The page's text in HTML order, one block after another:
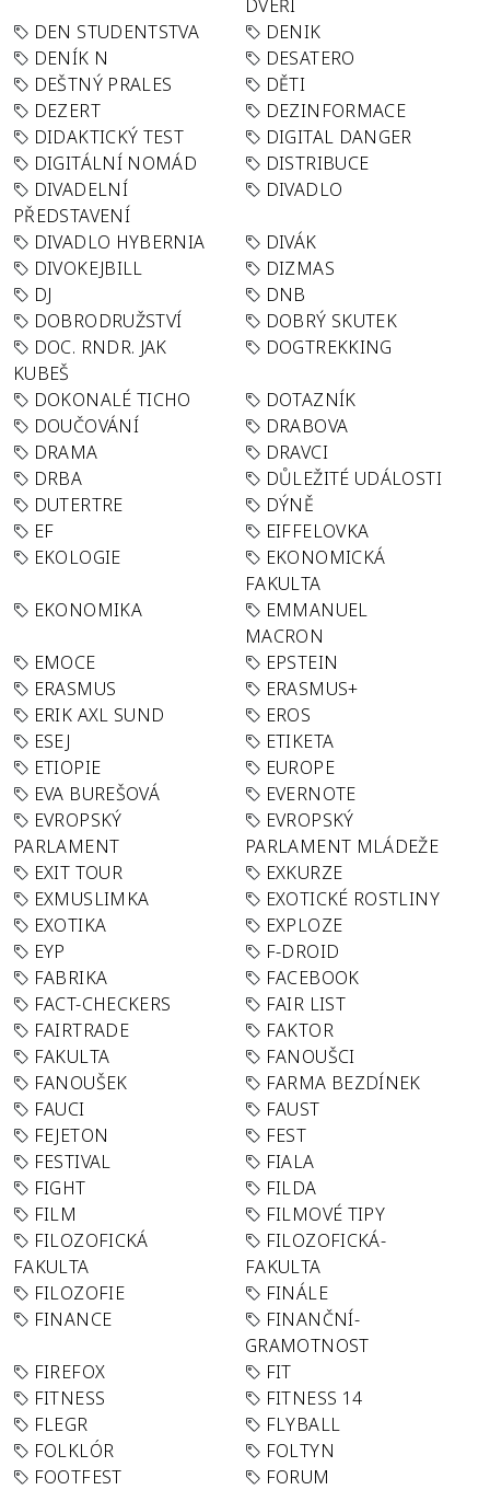
DVEŘÍ
DEN STUDENTSTVA
DENIK
DENÍK N
DESATERO
DEŠTNÝ PRALES
DĚTI
DEZERT
DEZINFORMACE
DIDAKTICKÝ TEST
DIGITAL DANGER
DIGITÁLNÍ NOMÁD
DISTRIBUCE
DIVADELNÍ
PŘEDSTAVENÍ
DIVADLO
DIVADLO HYBERNIA
DIVÁK
DIVOKEJBILL
DIZMAS
DJ
DNB
DOBRODRUŽSTVÍ
DOBRÝ SKUTEK
DOC. RNDR. JAK
KUBEŠ
DOGTREKKING
DOKONALÉ TICHO
DOTAZNÍK
DOUČOVÁNÍ
DRABOVA
DRAMA
DRAVCI
DRBA
DŮLEŽITÉ UDÁLOSTI
DUTERTRE
DÝNĚ
EF
EIFFELOVKA
EKOLOGIE
EKONOMICKÁ
FAKULTA
EKONOMIKA
EMMANUEL
MACRON
EMOCE
EPSTEIN
ERASMUS
ERASMUS+
ERIK AXL SUND
EROS
ESEJ
ETIKETA
ETIOPIE
EUROPE
EVA BUREŠOVÁ
EVERNOTE
EVROPSKÝ
PARLAMENT
EVROPSKÝ
PARLAMENT MLÁDEŽE
EXIT TOUR
EXKURZE
EXMUSLIMKA
EXOTICKÉ ROSTLINY
EXOTIKA
EXPLOZE
EYP
F-DROID
FABRIKA
FACEBOOK
FACT-CHECKERS
FAIR LIST
FAIRTRADE
FAKTOR
FAKULTA
FANOUŠCI
FANOUŠEK
FARMA BEZDÍNEK
FAUCI
FAUST
FEJETON
FEST
FESTIVAL
FIALA
FIGHT
FILDA
FILM
FILMOVÉ TIPY
FILOZOFICKÁ
FAKULTA
FILOZOFICKÁ-
FAKULTA
FILOZOFIE
FINÁLE
FINANCE
FINANČNÍ-
GRAMOTNOST
FIREFOX
FIT
FITNESS
FITNESS 14
FLEGR
FLYBALL
FOLKLÓR
FOLTYN
FOOTFEST
FORUM